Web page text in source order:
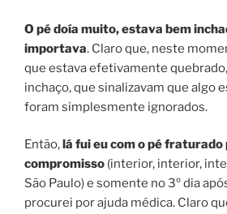
O pé doía muito, estava bem
importava. Claro que, neste
que estava efetivamente
inchaço, que sinalizavam que algo
foram simplesmente ignorados.
Então, lá fui eu com o pé
compromisso (interior, interior,
São Paulo) e somente no 3º dia
procurei por ajuda médica. Claro